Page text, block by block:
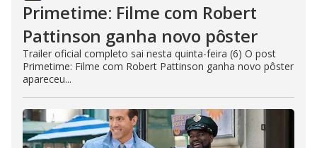
Primetime: Filme com Robert
Pattinson ganha novo pôster
Trailer oficial completo sai nesta quinta-feira (6) O post
Primetime: Filme com Robert Pattinson ganha novo pôster
apareceu...